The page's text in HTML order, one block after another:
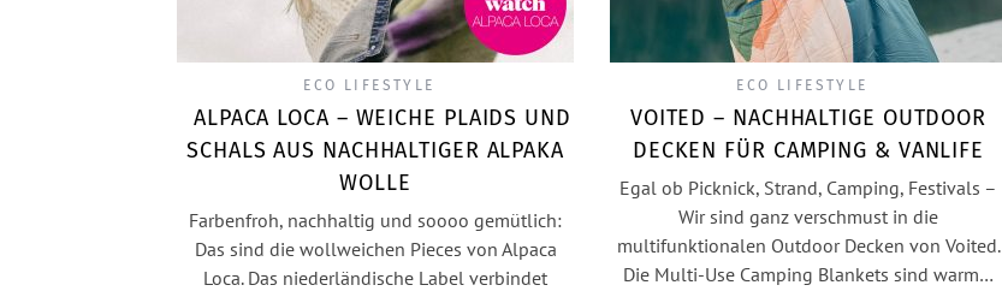
ECO LIFESTYLE
ALPACA LOCA – WEICHE PLAIDS UND
SCHALS AUS NACHHALTIGER ALPAKA
WOLLE
Farbenfroh, nachhaltig und soooo gemütlich:
Das sind die wollweichen Pieces von Alpaca
Loca. Das niederländische Label verbindet
ECO LIFESTYLE
VOITED – NACHHALTIGE OUTDOOR
DECKEN FÜR CAMPING & VANLIFE
Egal ob Picknick, Strand, Camping, Festivals –
Wir sind ganz verschmust in die
multifunktionalen Outdoor Decken von Voited.
Die Multi-Use Camping Blankets sind warm…